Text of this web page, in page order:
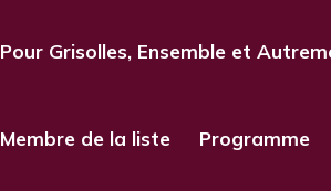
Pour Grisolles, Ensemble et
Membre de la liste Programme